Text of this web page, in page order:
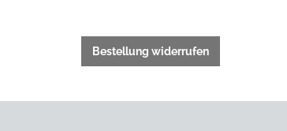
Bestellung widerrufen